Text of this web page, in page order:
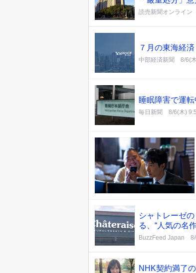
読売新聞オンライン
７月の東海経
中部経済新聞 8/6(
睡眠障害で運
毎日新聞 8/6(木)
シャトレーゼ
る、“人気の名
BuzzFeed Japan
NHK契約満了